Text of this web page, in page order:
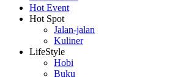
Hot Event
Hot Spot
Jalan-jalan
Kuliner
LifeStyle
Hobi
Buku